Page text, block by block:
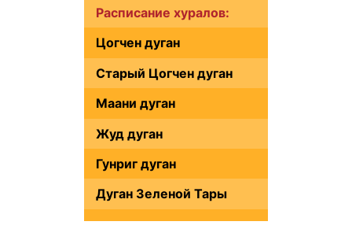
Расписание хуралов:
Цогчен дуган
Старый Цогчен дуган
Маани дуган
Жуд дуган
Гунриг дуган
Дуган Зеленой Тары